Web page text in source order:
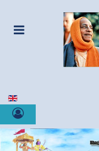
Sélectionnez votre langue